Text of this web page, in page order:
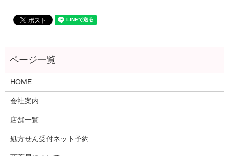
HOME
会社案内
店舗一覧
処方せん受付ネット予約